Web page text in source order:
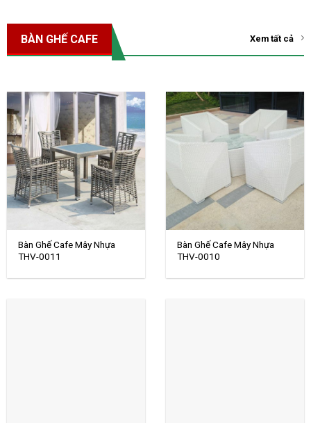
BÀN GHẾ CAFE Xem tất cả
Bàn Ghế Cafe Mây Nhựa
THV-0011
Bàn Ghế Cafe Mây Nhựa
THV-0010